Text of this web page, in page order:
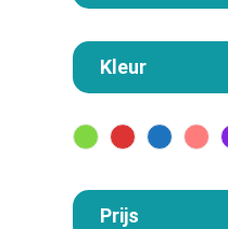
Kleur
Prijs